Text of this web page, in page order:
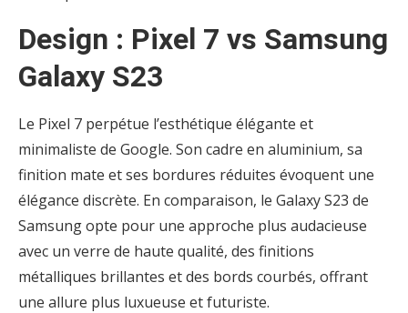
Design : Pixel 7 vs Samsung
Galaxy S23
Le Pixel 7 perpétue l’esthétique élégante et
minimaliste de Google. Son cadre en aluminium, sa
finition mate et ses bordures réduites évoquent une
élégance discrète. En comparaison, le Galaxy S23 de
Samsung opte pour une approche plus audacieuse
avec un verre de haute qualité, des finitions
métalliques brillantes et des bords courbés, offrant
une allure plus luxueuse et futuriste.